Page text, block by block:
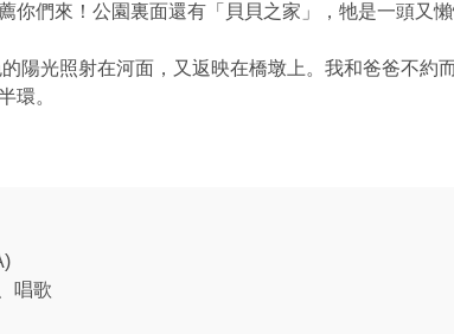
你們來！公園裏面還有「貝貝之家」，牠是一頭又
光照射在河面，又返映在橋墩上。我和爸爸不約
環。
唱歌